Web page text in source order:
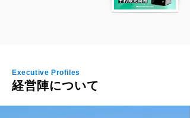
Executive Profiles
経営陣について